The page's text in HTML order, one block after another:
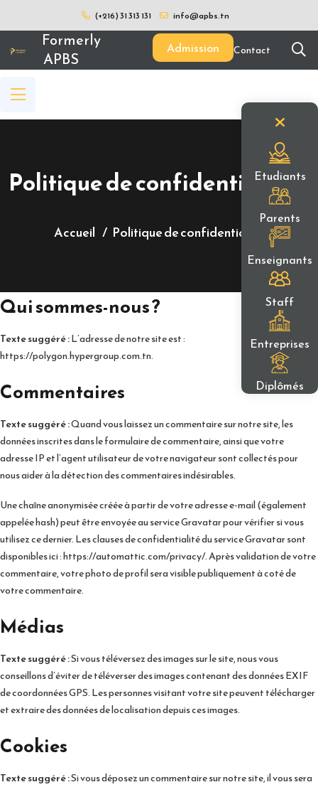
Etudiants
Parents
Enseignants
Staff
Entreprises
Diplômés
(+216) 31 313 131 info@apbs.tn
Formerly
APBS
Admission Contact
Politique de confidentialité
Accueil Politique de confidentialité
Qui sommes-nous ?
Texte suggéré :L’adresse de notre site est :
https://polygon.hypergroup.com.tn.
Commentaires
Texte suggéré :Quand vous laissez un commentaire sur notre site, les
données inscrites dans le formulaire de commentaire, ainsi que votre
adresse IP et l’agent utilisateur de votre navigateur sont collectés pour
nous aider à la détection des commentaires indésirables.
Une chaîne anonymisée créée à partir de votre adresse e-mail (également
appelée hash) peut être envoyée au service Gravatar pour vérifier si vous
utilisez ce dernier. Les clauses de confidentialité du service Gravatar sont
disponibles ici : https://automattic.com/privacy/. Après validation de votre
commentaire, votre photo de profil sera visible publiquement à coté de
votre commentaire.
Médias
Texte suggéré :Si vous téléversez des images sur le site, nous vous
conseillons d’éviter de téléverser des images contenant des données EXIF
de coordonnées GPS. Les personnes visitant votre site peuvent télécharger
et extraire des données de localisation depuis ces images.
Cookies
Texte suggéré :Si vous déposez un commentaire sur notre site, il vous sera